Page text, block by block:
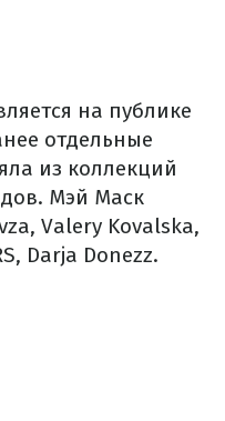
на публике
отдельные
из коллекций
Мэй Маск
Valery Kovalska,
Darja Donezz.